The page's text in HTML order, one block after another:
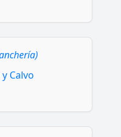
Calvo